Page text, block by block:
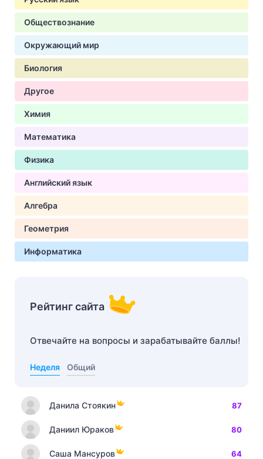
Обществознание
Окружающий мир
Биология
Другое
Химия
Математика
Физика
Английский язык
Алгебра
Геометрия
Информатика
Рейтинг сайта
Отвечайте на вопросы и зарабатывайте баллы!
Неделя Общий
Данила Стоякин 87
Даниил Юраков 80
Саша Мансуров 64